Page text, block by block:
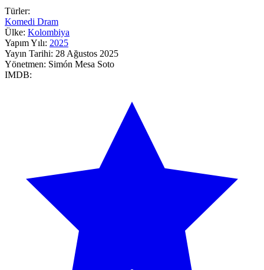
Türler:
Komedi Dram
Ülke: Kolombiya
Yapım Yılı: 2025
Yayın Tarihi: 28 Ağustos 2025
Yönetmen: Simón Mesa Soto
IMDB: